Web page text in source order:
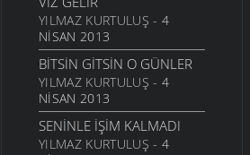
22 AĞUSTOS 2011
GENÇIYAN
15 AĞUSTOS 2011
ALDIRMA GÜLÜM
13 AĞUSTOS 2011
BENDE VARIM
24 TEMMUZ 2011
YILMAZ KURTULUŞ - 4
NISAN 2013
BITSIN GITSIN O GÜNLER
YILMAZ KURTULUŞ - 4
NISAN 2013
SENINLE İŞIM KALMADI
YILMAZ KURTULUŞ - 4